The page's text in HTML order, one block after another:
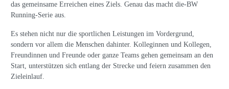
das gemeinsame Erreichen eines Ziels. Genau das macht die-BW
Running-Serie aus.
Es stehen nicht nur die sportlichen Leistungen im Vordergrund,
sondern vor allem die Menschen dahinter. Kolleginnen und Kollegen,
Freundinnen und Freunde oder ganze Teams gehen gemeinsam an den
Start, unterstützen sich entlang der Strecke und feiern zusammen den
Zieleinlauf.